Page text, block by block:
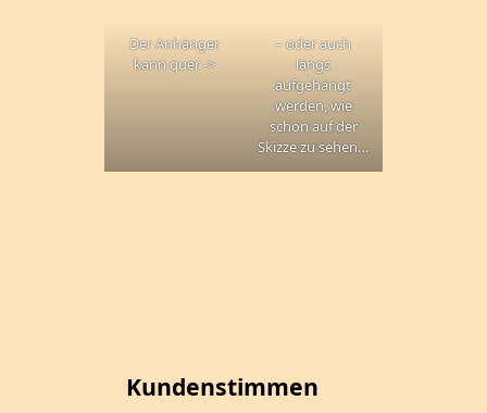
Der Anhänger
kann quer ->
– oder auch
längs
aufgehängt
werden, wie
schon auf der
Skizze zu sehen…
Kundenstimmen